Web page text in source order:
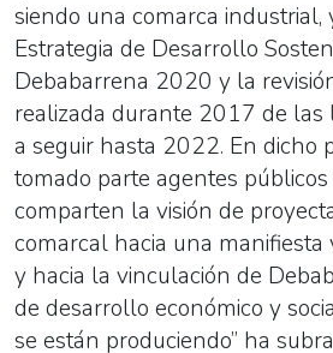
siendo una comarca industrial,
Estrategia de Desarrollo
Debabarrena 2020 y la
realizada durante 2017 de las
a seguir hasta 2022. En dicho
tomado parte agentes públicos
comparten la visión de
comarcal hacia una manifiesta
y hacia la vinculación de
de desarrollo económico y
se están produciendo” ha